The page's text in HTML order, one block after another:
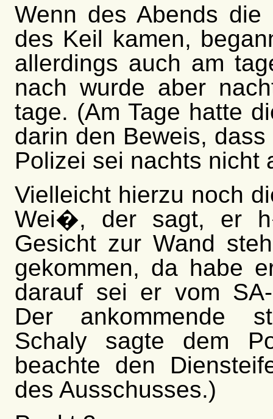
Wenn des Abends
des Keil kamen,
allerdings auch am
nach wurde aber
tage. (Am Tage hatte
darin den Beweis,
Polizei sei nachts nicht
Vielleicht hierzu noch
Wei�, der sagt, er
Gesicht zur Wand
gekommen, da habe
darauf sei er vom
Der ankommende
Schaly sagte dem
beachte den
des Ausschusses.)